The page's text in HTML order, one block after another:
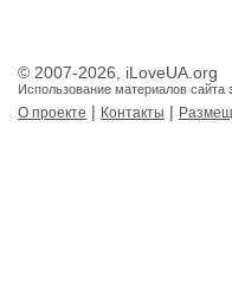
© 2007-2026, iLoveUA.org
Использование материалов сайта
О проекте | Контакты |